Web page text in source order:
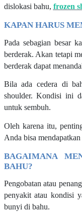
dislokasi bahu, frozen
KAPAN HARUS
Pada sebagian besar
berderak. Akan tetapi
berderak dapat
Bila ada cedera di
shoulder. Kondisi ini
untuk sembuh.
Oleh karena itu,
Anda bisa
BAGAIMANA
BAHU?
Pengobatan atau
penyakit atau kondisi
bunyi di bahu.